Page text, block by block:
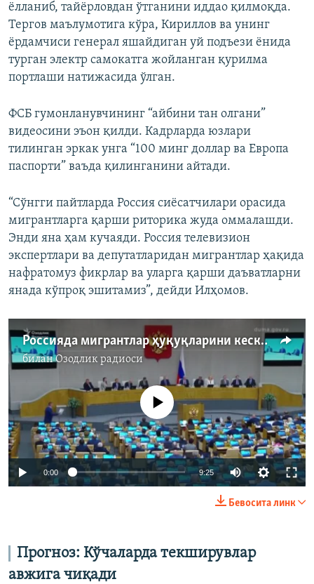
ёлланиб, тайёрловдан ўтганини иддао қилмоқда.
Тергов маълумотига кўра, Кириллов ва унинг
ёрдамчиси генерал яшайдиган уй подъези ёнида
турган электр самокатга жойланган қурилма
портлаши натижасида ўлган.
ФСБ гумонланувчининг “айбини тан олгани”
видеосини эъон қилди. Кадрларда юзлари
тилинган эркак унга “100 минг доллар ва Европа
паспорти” ваъда қилинганини айтади.
“Сўнгги пайтларда Россия сиёсатчилари орасида
мигрантларга қарши риторика жуда оммалашди.
Энди яна ҳам кучаяди. Россия телевизион
экспертлари ва депутатларидан мигрантлар ҳақида
нафратомуз фикрлар ва уларга қарши даъватларни
янада кўпроқ эшитамиз”, дейди Илҳомов.
Россияда мигрантлар ҳуқуқларини кескин чекловчи қонун қабул қилинди
биланОзодлик радиоси
Айни дамда медиа-манба мавжуд эмас
0:00 9:25 Auto
Бевосита линк
Прогноз: Кўчаларда текширувлар
авжига чиқади